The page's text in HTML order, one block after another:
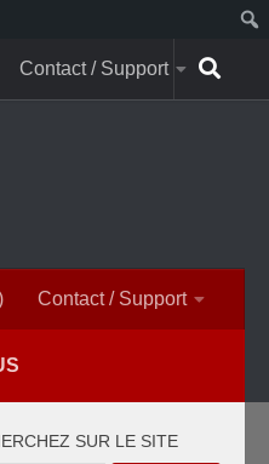
Contact / Support
Contact / Support
SUR LE SITE